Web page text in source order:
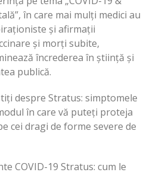
în care mai mulți medici au
și afirmații
și morți subite,
încrederea în știință și
publică.
despre Stratus: simptomele
în care vă puteți proteja
cei dragi de forme severe de
COVID-19 Stratus: cum le